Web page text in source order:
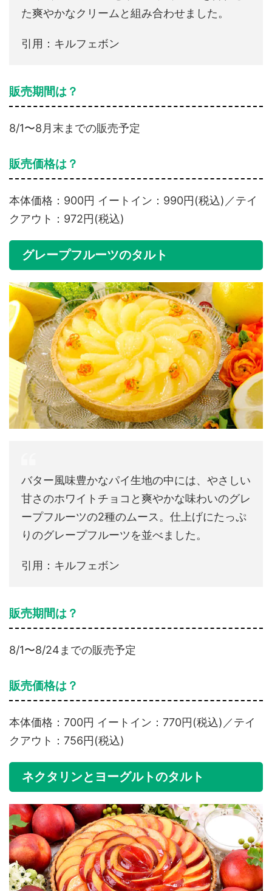
た爽やかなクリームと組み合わせました。
引用：キルフェボン
販売期間は？
8/1〜8月末までの販売予定
販売価格は？
本体価格：900円 イートイン：990円(税込)／テイ
クアウト：972円(税込)
グレープフルーツのタルト
バター風味豊かなパイ生地の中には、やさしい
甘さのホワイトチョコと爽やかな味わいのグレ
ープフルーツの2種のムース。仕上げにたっぷ
りのグレープフルーツを並べました。
引用：キルフェボン
販売期間は？
8/1〜8/24までの販売予定
販売価格は？
本体価格：700円 イートイン：770円(税込)／テイ
クアウト：756円(税込)
ネクタリンとヨーグルトのタルト